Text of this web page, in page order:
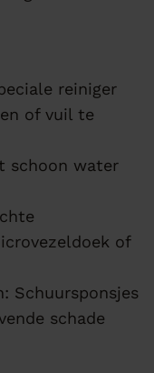
reiniger
of vuil te
schoon water
of
Schuursponsjes
schade